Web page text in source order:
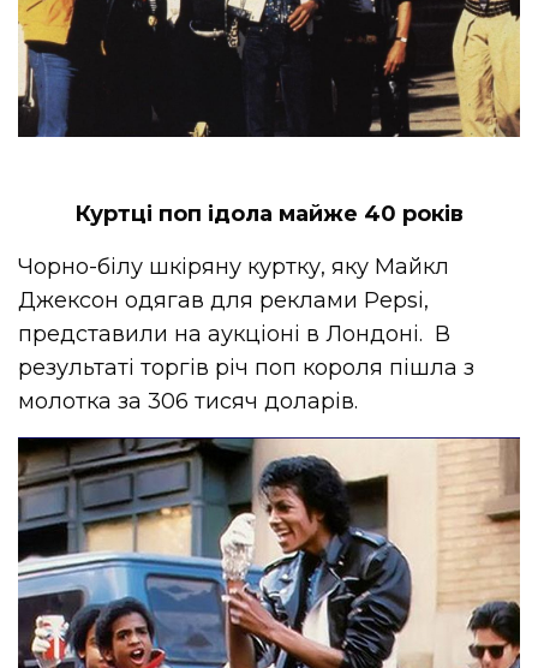
Куртці поп ідола майже 40 років
Чорно-білу шкіряну куртку, яку Майкл
Джексон одягав для реклами Pepsi,
представили на аукціоні в Лондоні. В
результаті торгів річ поп короля пішла з
молотка за 306 тисяч доларів.